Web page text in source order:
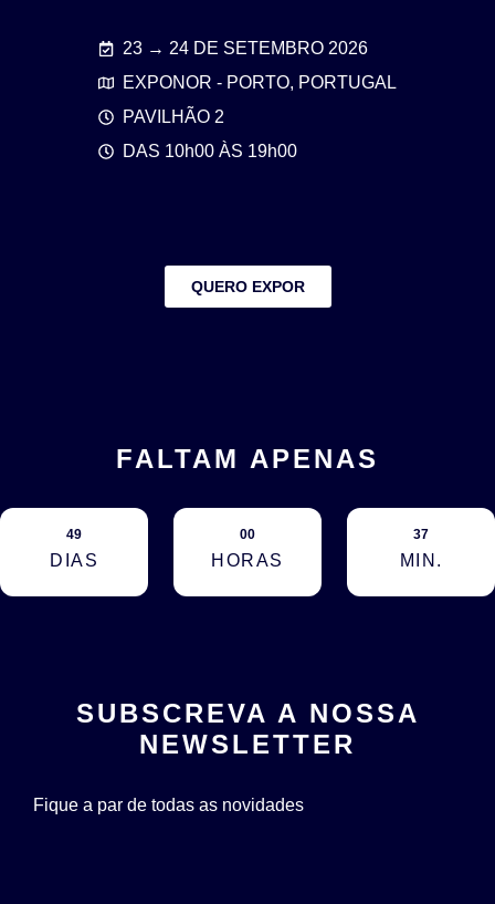
23 → 24 DE SETEMBRO 2026
EXPONOR - PORTO, PORTUGAL
PAVILHÃO 2
DAS 10h00 ÀS 19h00
QUERO EXPOR
FALTAM APENAS
49
DIAS
00
HORAS
37
MIN.
SUBSCREVA A NOSSA
NEWSLETTER
Fique a par de todas as novidades